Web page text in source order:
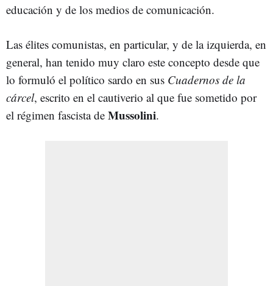
educación y de los medios de comunicación.
Las élites comunistas, en particular, y de la izquierda, en
general, han tenido muy claro este concepto desde que
lo formuló el político sardo en sus Cuadernos de la
cárcel, escrito en el cautiverio al que fue sometido por
el régimen fascista de Mussolini.